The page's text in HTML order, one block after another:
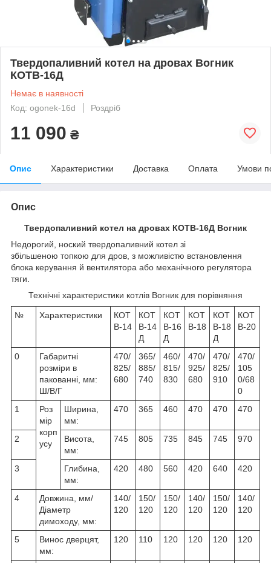
Твердопаливний котел на дровах Вогник
КОТВ-16Д
Немає в наявності
Код: ogonek-16d
Роздріб
11 090 ₴
Опис Характеристики Доставка Оплата Умови
Опис
Твердопаливний котел на дровах КОТВ-16Д Вогник
Недорогий, ноский твердопаливний котел зі
збільшеною топкою для дров, з можливістю встановлення
блока керування й вентилятора або механічного регулятора
тяги.
Технічні характеристики котлів Вогник для порівняння
№ Характеристики
КОТ
В-14
КОТ
В-14
Д
КОТ
В-16
Д
КОТ
В-18
КОТ
В-18
Д
КОТ
В-20
0
Габаритні
розміри в
пакованні, мм:
Ш/В/Г
470/
825/
680
365/
885/
740
460/
815/
830
470/
925/
680
470/
825/
910
470/
105
0/68
0
1
Роз
мір
корп
усу
Ширина,
мм:
470 365 460 470 470 470
2
Висота,
мм:
745 805 735 845 745 970
3
Глибина,
мм:
420 480 560 420 640 420
4
Довжина, мм/
Діаметр
димоходу, мм:
140/
120
150/
120
150/
120
140/
120
150/
120
140/
120
5
Винос дверцят,
мм:
120 110 120 120 120 120